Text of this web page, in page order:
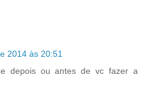
2014 às 20:51
depois ou antes de vc fazer a